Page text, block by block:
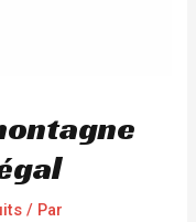
/ Par